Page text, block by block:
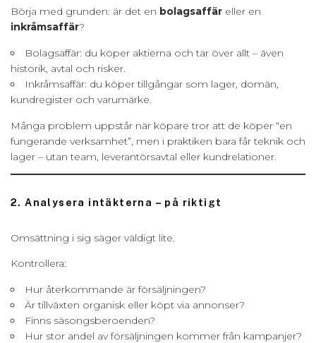
Börja med grunden: är det en bolagsaffär eller en
inkråmsaffär?
Bolagsaffär: du köper aktierna och tar över allt – även
historik, avtal och risker.
Inkråmsaffär: du köper tillgångar som lager, domän,
kundregister och varumärke.
Många problem uppstår när köpare tror att de köper “en
fungerande verksamhet”, men i praktiken bara får teknik och
lager – utan team, leverantörsavtal eller kundrelationer.
2. Analysera intäkterna – på riktigt
Omsättning i sig säger väldigt lite.
Kontrollera:
Hur återkommande är försäljningen?
Är tillväxten organisk eller köpt via annonser?
Finns säsongsberoenden?
Hur stor andel av försäljningen kommer från kampanjer?